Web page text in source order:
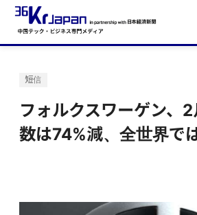
短信
フォルクスワーゲン、
数は74%減、全世界で